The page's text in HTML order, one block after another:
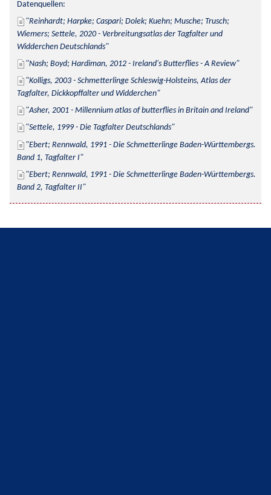
Datenquellen:
Reinhardt; Harpke; Caspari; Dolek; Kuehn; Musche; Trusch;
Wiemers; Settele, 2020 - Verbreitungsatlas der Tagfalter und
Widderchen Deutschlands
Nash; Boyd; Hardiman, 2012 - Ireland's Butterflies - A Review
Kolligs, 2003 - Schmetterlinge Schleswig-Holsteins, Atlas der
Tagfalter, Dickkopffalter und Widderchen
Asher, 2001 - Millennium atlas of butterflies in Britain and Ireland
Settele, 1999 - Die Tagfalter Deutschlands
Ebert; Rennwald, 1991 - Die Schmetterlinge Baden-Württembergs.
Band 1, Tagfalter I
Ebert; Rennwald, 1991 - Die Schmetterlinge Baden-Württembergs.
Band 2, Tagfalter II